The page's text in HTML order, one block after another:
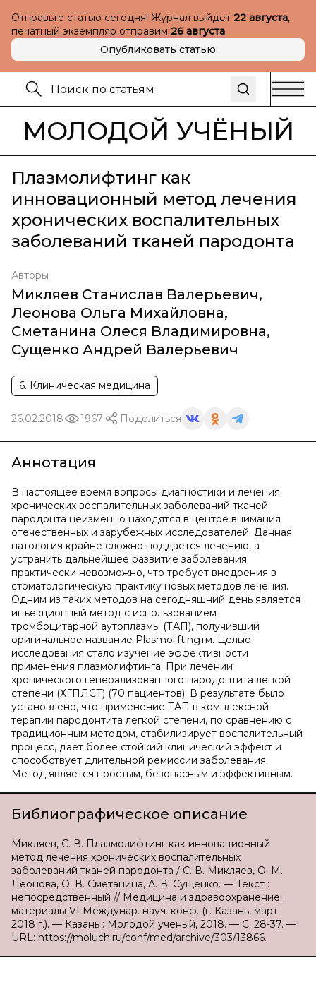
Отправьте статью сегодня! Журнал выйдет 22 августа,
печатный экземпляр отправим 26 августа
Опубликовать статью
МОЛОДОЙ УЧЁНЫЙ
Плазмолифтинг как
инновационный метод лечения
хронических воспалительных
заболеваний тканей пародонта
Авторы
Микляев Станислав Валерьевич,
Леонова Ольга Михайловна,
Сметанина Олеся Владимировна,
Сущенко Андрей Валерьевич
6. Клиническая медицина
26.02.2018 1967 Поделиться
Аннотация
В настоящее время вопросы диагностики и лечения
хронических воспалительных заболеваний тканей
пародонта неизменно находятся в центре внимания
отечественных и зарубежных исследователей. Данная
патология крайне сложно поддается лечению, а
устранить дальнейшее развитие заболевания
практически невозможно, что требует внедрения в
стоматологическую практику новых методов лечения.
Одним из таких методов на сегодняшний день является
инъекционный метод с использованием
тромбоцитарной аутоплазмы (ТАП), получивший
оригинальное название Plasmoliftingтм. Целью
исследования стало изучение эффективности
применения плазмолифтинга. При лечении
хронического генерализованного пародонтита легкой
степени (ХГПЛСТ) (70 пациентов). В результате было
установлено, что применение ТАП в комплексной
терапии пародонтита легкой степени, по сравнению с
традиционным методом, стабилизирует воспалительный
процесс, дает более стойкий клинический эффект и
способствует длительной ремиссии заболевания.
Метод является простым, безопасным и эффективным.
Библиографическое описание
Микляев, С. В. Плазмолифтинг как инновационный
метод лечения хронических воспалительных
заболеваний тканей пародонта / С. В. Микляев, О. М.
Леонова, О. В. Сметанина, А. В. Сущенко. — Текст :
непосредственный // Медицина и здравоохранение :
материалы VI Междунар. науч. конф. (г. Казань, март
2018 г.). — Казань : Молодой ученый, 2018. — С. 28-37. —
URL: https://moluch.ru/conf/med/archive/303/13866.